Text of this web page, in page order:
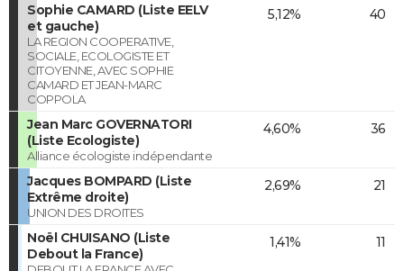
Sophie CAMARD (Liste EELV
et gauche)
LA REGION COOPERATIVE,
SOCIALE, ECOLOGISTE ET
CITOYENNE, AVEC SOPHIE
CAMARD ET JEAN-MARC
COPPOLA
5,12% 40
Jean Marc GOVERNATORI
(Liste Ecologiste)
Alliance écologiste indépendante
4,60% 36
Jacques BOMPARD (Liste
Extrême droite)
UNION DES DROITES
2,69% 21
Noël CHUISANO (Liste
Debout la France)
1,41% 11